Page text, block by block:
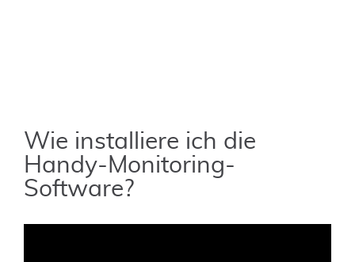
Wie installiere ich die
Handy-Monitoring-
Software?